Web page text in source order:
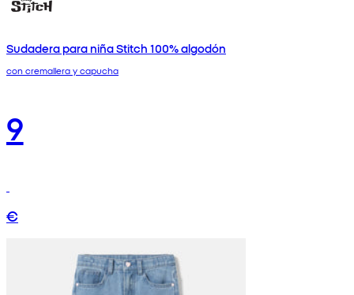
Sudadera para niña Stitch 100% algodón
con cremallera y capucha
9
€